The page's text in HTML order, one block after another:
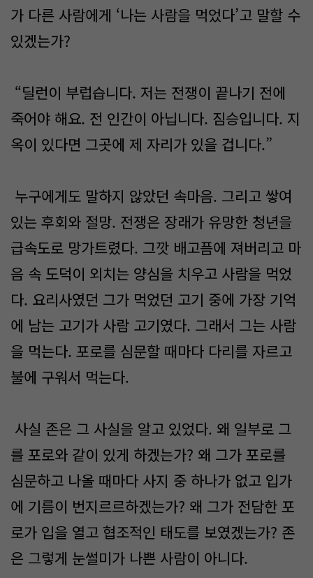
가 다른 사람에게 ‘나는 사람을 먹었다’고 말할 수
있겠는가?
“딜런이 부럽습니다. 저는 전쟁이 끝나기 전에
죽어야 해요. 전 인간이 아닙니다. 짐승입니다. 지
옥이 있다면 그곳에 제 자리가 있을 겁니다.”
누구에게도 말하지 않았던 속마음. 그리고 쌓여
있는 후회와 절망. 전쟁은 장래가 유망한 청년을
급속도로 망가트렸다. 그깟 배고픔에 져버리고 마
음 속 도덕이 외치는 양심을 치우고 사람을 먹었
다. 요리사였던 그가 먹었던 고기 중에 가장 기억
에 남는 고기가 사람 고기였다. 그래서 그는 사람
을 먹는다. 포로를 심문할 때마다 다리를 자르고
불에 구워서 먹는다.
사실 존은 그 사실을 알고 있었다. 왜 일부로 그
를 포로와 같이 있게 하겠는가? 왜 그가 포로를
심문하고 나올 때마다 사지 중 하나가 없고 입가
에 기름이 번지르르하겠는가? 왜 그가 전담한 포
로가 입을 열고 협조적인 태도를 보였겠는가? 존
은 그렇게 눈썰미가 나쁜 사람이 아니다.